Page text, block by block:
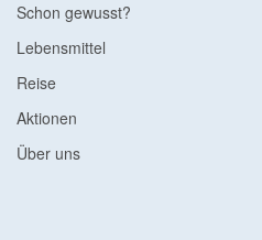
Schon gewusst?
Lebensmittel
Reise
Aktionen
Über uns